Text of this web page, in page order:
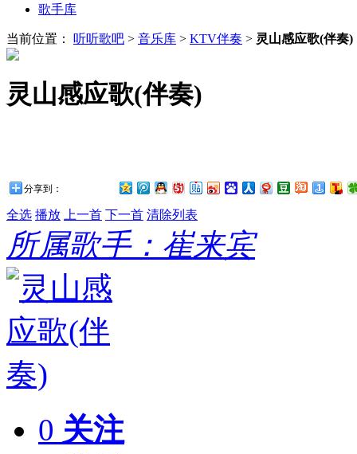
歌手库
当前位置： 听听歌吧 > 音乐库 > KTV伴奏 > 灵山感应歌(伴奏)
灵山感应歌(伴奏)
分享到：
全选 播放 上一首 下一首 清除列表
所属歌手：崔来宾
0 关注